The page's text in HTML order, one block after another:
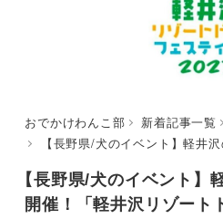
おでかけわんこ部 新着記事一覧
【長野県/犬のイベント】軽井沢のリゾート地で開催！「軽井沢リゾートドッグフェスティバル2023」ドッグ
【長野県/犬のイベント】
開催！「軽井沢リゾート